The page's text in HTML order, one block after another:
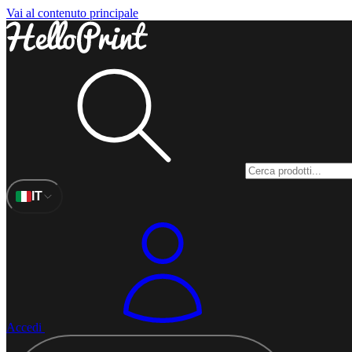
Vai al contenuto principale
IT
Accedi